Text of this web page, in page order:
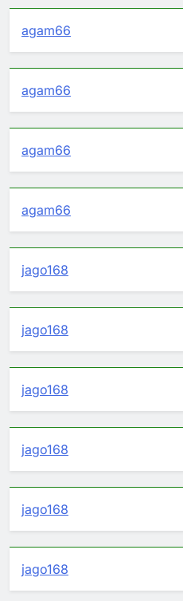
agam66
agam66
agam66
agam66
jago168
jago168
jago168
jago168
jago168
jago168